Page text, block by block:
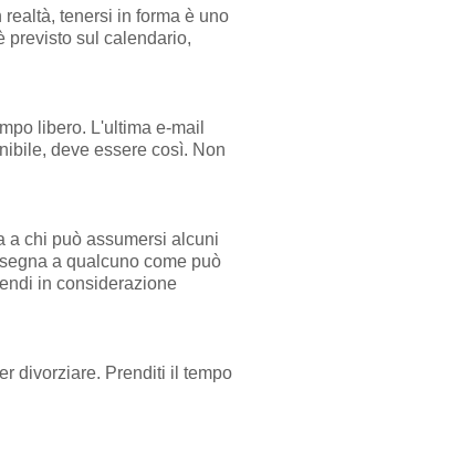
tenersi in forma è uno
previsto sul calendario,
libero. L'ultima e-mail
deve essere così. Non
a chi può assumersi alcuni
a qualcuno come può
in considerazione
divorziare. Prenditi il tempo